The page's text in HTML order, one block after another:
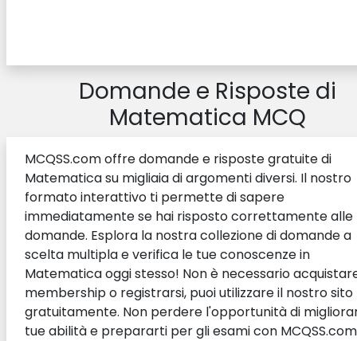
Domande e Risposte di
Matematica MCQ
MCQSS.com offre domande e risposte gratuite di
Matematica su migliaia di argomenti diversi. Il nostro
formato interattivo ti permette di sapere
immediatamente se hai risposto correttamente alle
domande. Esplora la nostra collezione di domande a
scelta multipla e verifica le tue conoscenze in
Matematica oggi stesso! Non è necessario
membership o registrarsi, puoi utilizzare il nostro sito
gratuitamente. Non perdere l'opportunità di
tue abilità e prepararti per gli esami con